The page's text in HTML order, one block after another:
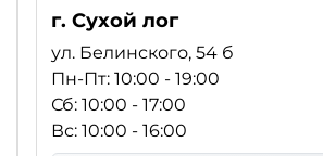
г. Сухой лог
ул. Белинского, 54 б
Пн-Пт: 10:00 - 19:00
Сб: 10:00 - 17:00
Вс: 10:00 - 16:00